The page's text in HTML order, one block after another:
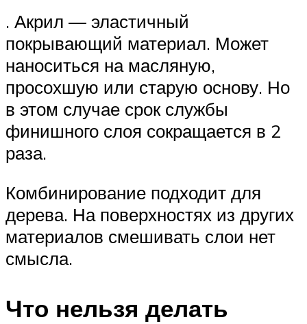
. Акрил — эластичный
покрывающий материал. Может
наноситься на масляную,
просохшую или старую основу. Но
в этом случае срок службы
финишного слоя сокращается в 2
раза.
Комбинирование подходит для
дерева. На поверхностях из других
материалов смешивать слои нет
смысла.
Что нельзя делать